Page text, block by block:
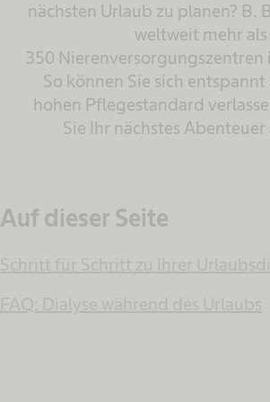
nächsten Urlaub zu planen? B.
weltweit mehr als
350 Nierenversorgungszentren
So können Sie sich entspannt
hohen Pflegestandard
Sie Ihr nächstes
Auf dieser Seite